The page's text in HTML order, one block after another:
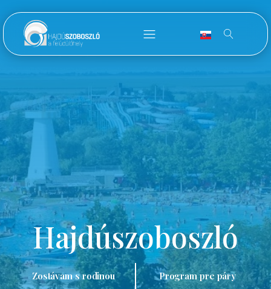
Hajdúszoboszló
Zostávam s rodinou Program pre páry